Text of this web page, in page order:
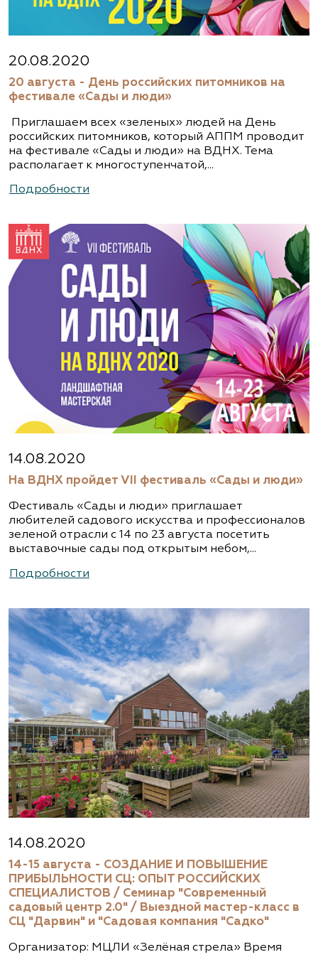
20.08.2020
20 августа - День российских питомников на
фестивале «Сады и люди»
Приглашаем всех «зеленых» людей на День
российских питомников, который АППМ проводит
на фестивале «Сады и люди» на ВДНХ. Тема
располагает к многоступенчатой,...
Подробности
14.08.2020
На ВДНХ пройдет VII фестиваль «Сады и люди»
Фестиваль «Сады и люди» приглашает
любителей садового искусства и профессионалов
зеленой отрасли с 14 по 23 августа посетить
выставочные сады под открытым небом,...
Подробности
14.08.2020
14-15 августа - СОЗДАНИЕ И ПОВЫШЕНИЕ
ПРИБЫЛЬНОСТИ СЦ: ОПЫТ РОССИЙСКИХ
СПЕЦИАЛИСТОВ / Семинар "Современный
садовый центр 2.0" / Выездной мастер-класс в
СЦ "Дарвин" и "Садовая компания "Садко"
Организатор: МЦЛИ «Зелёная стрела» Время